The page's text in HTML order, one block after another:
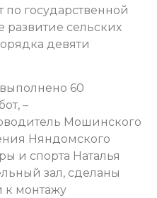
государственной
сельских
девяти
60
–
Мошинского
Няндомского
и спорта Наталья
зал, сделаны
к монтажу